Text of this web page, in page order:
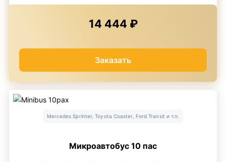
14 444 ₽
Заказать
Mercedes Sprinter, Toyota Coaster, Ford Transit и т.п.
Микроавтобус 10 пас